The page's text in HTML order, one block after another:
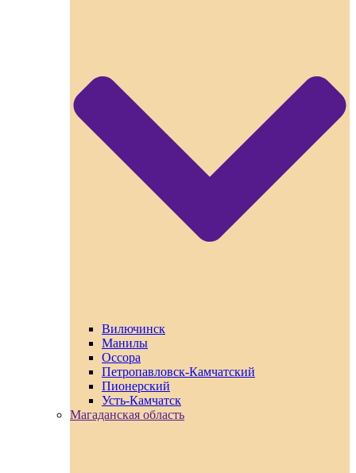
Вилючинск
Манилы
Оссора
Петропавловск-Камчатский
Пионерский
Усть-Камчатск
Магаданская область